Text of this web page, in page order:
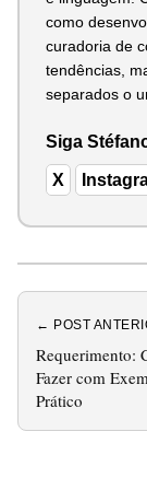
como
curadoria de
tendências,
separados o
Siga
X
← POST
Requerimento:
Fazer com
Prático